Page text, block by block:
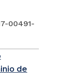
00491-
de